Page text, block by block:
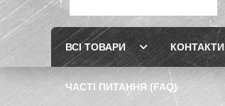
ВСІ ТОВАРИ КОНТАКТИ
ЧАСТІ ПИТАННЯ (FAQ)